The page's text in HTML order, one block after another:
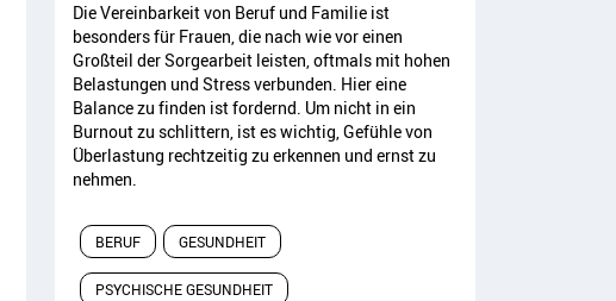
Die Vereinbarkeit von Beruf und Familie ist
besonders für Frauen, die nach wie vor einen
Großteil der Sorgearbeit leisten, oftmals mit hohen
Belastungen und Stress verbunden. Hier eine
Balance zu finden ist fordernd. Um nicht in ein
Burnout zu schlittern, ist es wichtig, Gefühle von
Überlastung rechtzeitig zu erkennen und ernst zu
nehmen.
BERUF GESUNDHEIT
PSYCHISCHE GESUNDHEIT